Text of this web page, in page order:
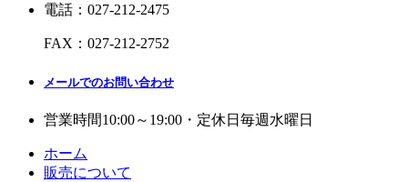
電話 ： 027-212-2475
FAX ： 027-212-2752
メールでのお問い合わせ
営業時間10:00～19:00・定休日 毎週水曜日
ホーム
販売について